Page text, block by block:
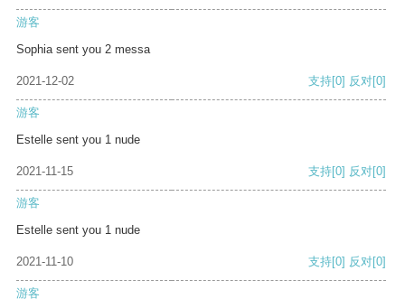
游客
Sophia sent you 2 messa
2021-12-02 支持[0] 反对[0]
游客
Estelle sent you 1 nude
2021-11-15 支持[0] 反对[0]
游客
Estelle sent you 1 nude
2021-11-10 支持[0] 反对[0]
游客